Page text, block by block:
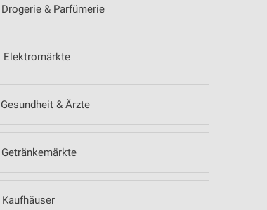
Drogerie & Parfümerie
Elektromärkte
Gesundheit & Ärzte
Getränkemärkte
Kaufhäuser